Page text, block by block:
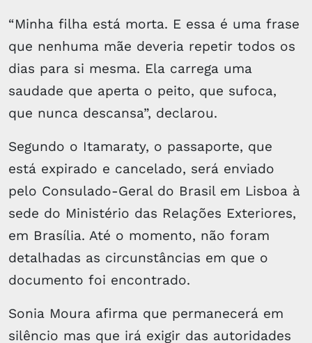
“Minha filha está morta. E essa é uma frase
que nenhuma mãe deveria repetir todos os
dias para si mesma. Ela carrega uma
saudade que aperta o peito, que sufoca,
que nunca descansa”, declarou.
Segundo o Itamaraty, o passaporte, que
está expirado e cancelado, será enviado
pelo Consulado-Geral do Brasil em Lisboa à
sede do Ministério das Relações Exteriores,
em Brasília. Até o momento, não foram
detalhadas as circunstâncias em que o
documento foi encontrado.
Sonia Moura afirma que permanecerá em
silêncio mas que irá exigir das autoridades